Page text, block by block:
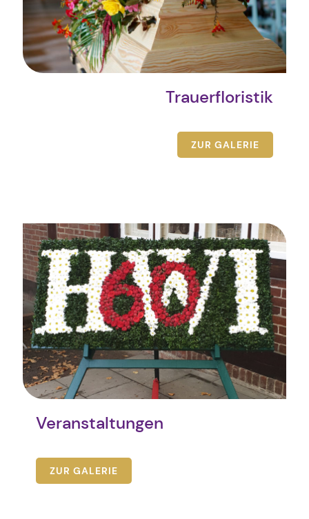
Trauerfloristik
ZUR GALERIE
Veranstaltungen
ZUR GALERIE